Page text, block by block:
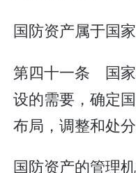
国防资产属于国家
第四十一条 国家
设的需要，确定
布局，调整和处分
国防资产的管理